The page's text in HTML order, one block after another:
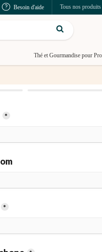
Besoin d'aide Tous nos produits
Thé et Gourmandise pour